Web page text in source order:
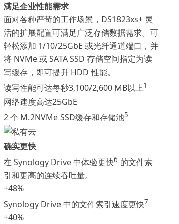
满足企业性能需求
面对各种严苛的工作场景，DS1823xs+ 灵
活的扩展配置可满足广泛存储数据需求。可
轻松添加 1/10/25GbE 或光纤通道端口，并
将 NVMe 或 SATA SSD 存储空间指定为读
写缓存，即可提升 HDD 性能。
读写性能可达每秒3,100/2,600 MB以上1
网络速度高达25GbE
2 个 M.2NVMe SSD缓存和存储池5
确实更快
在 Synology Drive 中体验更快6 的文件索
引和更高的连续吞吐量。
+48%
Synology Drive 中的文件索引速度更快7
+40%